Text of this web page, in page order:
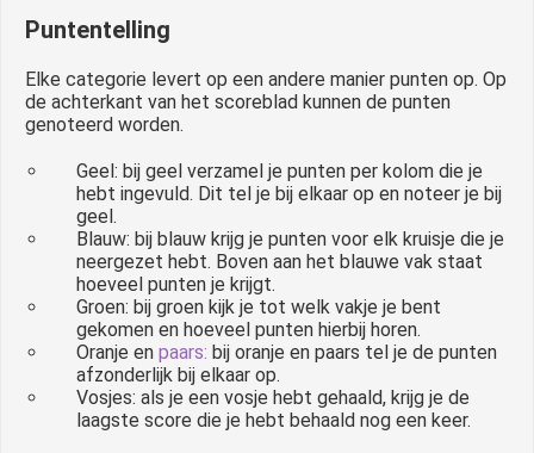
Puntentelling
Elke categorie levert op een andere manier punten op. Op
de achterkant van het scoreblad kunnen de punten
genoteerd worden.
Geel: bij geel verzamel je punten per kolom die je
hebt ingevuld. Dit tel je bij elkaar op en noteer je bij
geel.
Blauw: bij blauw krijg je punten voor elk kruisje die je
neergezet hebt. Boven aan het blauwe vak staat
hoeveel punten je krijgt.
Groen: bij groen kijk je tot welk vakje je bent
gekomen en hoeveel punten hierbij horen.
Oranje enpaars: bij oranje en paars tel je de punten
afzonderlijk bij elkaar op.
Vosjes: als je een vosje hebt gehaald, krijg je de
laagste score die je hebt behaald nog een keer.